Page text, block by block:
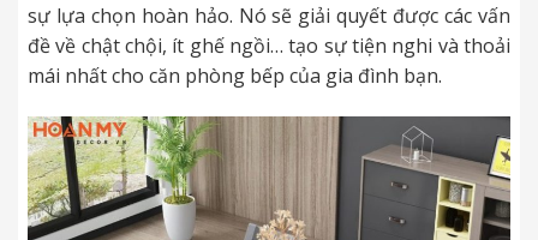
sự lựa chọn hoàn hảo. Nó sẽ giải quyết được các vấn
đề về chật chội, ít ghế ngồi… tạo sự tiện nghi và thoải
mái nhất cho căn phòng bếp của gia đình bạn.